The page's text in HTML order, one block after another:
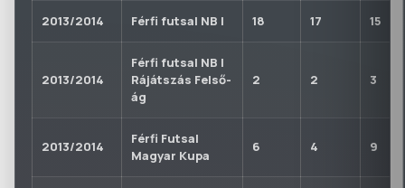
2013/2014 Férfi futsal NB I 18 17 15
2013/2014
Férfi futsal NB I
Rájátszás Felső-
ág
2 2 3
2013/2014
Férfi Futsal
Magyar Kupa
6 4 9